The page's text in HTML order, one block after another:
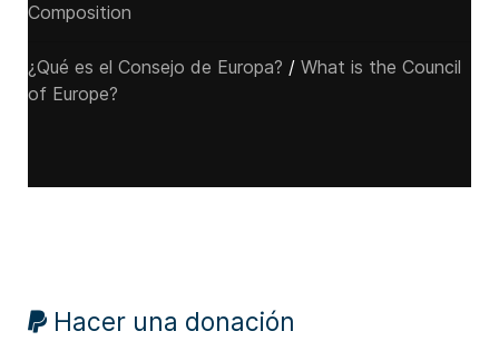
Composition
¿Qué es el Consejo de Europa? / What is the Council
of Europe?
Hacer una donación